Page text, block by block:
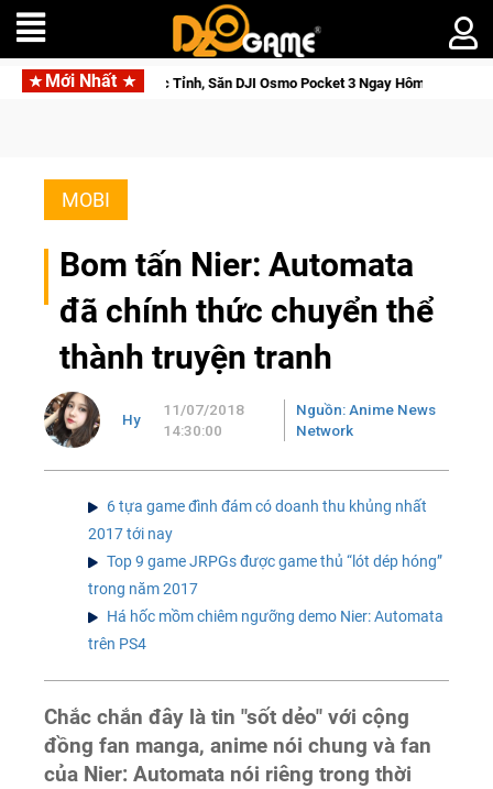
Mới Nhất
Giới Thức Tỉnh, Săn DJI Osmo Pocket 3 Ngay Hôm Nay
MOBI
Bom tấn Nier: Automata
đã chính thức chuyển thể
thành truyện tranh
Hy
11/07/2018
14:30:00
Nguồn: Anime News
Network
6 tựa game đình đám có doanh thu khủng nhất
2017 tới nay
Top 9 game JRPGs được game thủ “lót dép hóng”
trong năm 2017
Há hốc mồm chiêm ngưỡng demo Nier: Automata
trên PS4
Chắc chắn đây là tin "sốt dẻo" với cộng
đồng fan manga, anime nói chung và fan
của Nier: Automata nói riêng trong thời